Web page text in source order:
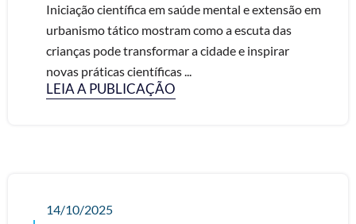
Iniciação científica em saúde mental e extensão em
urbanismo tático mostram como a escuta das
crianças pode transformar a cidade e inspirar
novas práticas científicas ...
LEIA A PUBLICAÇÃO
14/10/2025